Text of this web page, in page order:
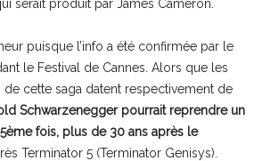
serait produit par James Cameron.
puisque l’info a été confirmée par le
le Festival de Cannes. Alors que les
cette saga datent respectivement de
Schwarzenegger pourrait reprendre un
fois, plus de 30 ans après le
Terminator 5 (Terminator Genisys).